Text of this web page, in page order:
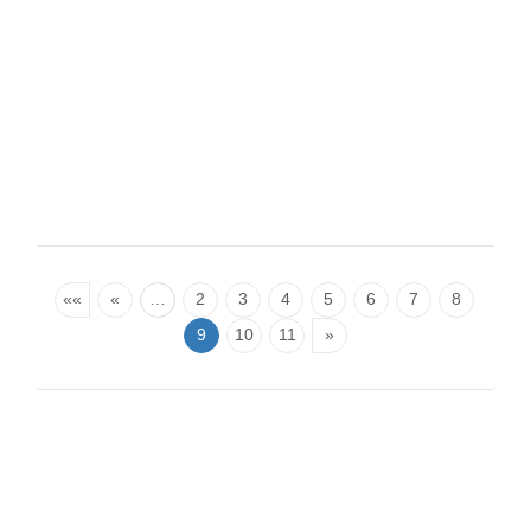
«« « 2 3 4 5 6 7
8
9
10 11 »